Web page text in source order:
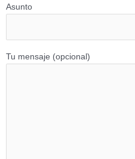
Asunto
Tu mensaje (opcional)